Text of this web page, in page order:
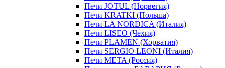
Печи JOTUL (Норвегия)
Печи KRATKI (Польша)
Печи LA NORDICA (Италия)
Печи LISEO (Чехия)
Печи PLAMEN (Хорватия)
Печи SERGIO LEONI (Италия)
Печи META (Россия)